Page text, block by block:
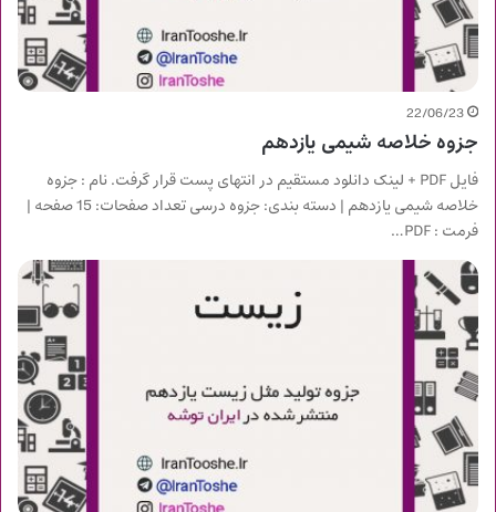
22/06/23
جزوه خلاصه شیمی یازدهم
فایل PDF + لینک دانلود مستقیم در انتهای پست قرار گرفت. نام : جزوه
خلاصه شیمی یازدهم | دسته بندی: جزوه درسی تعداد صفحات: 15 صفحه |
فرمت : PDF…